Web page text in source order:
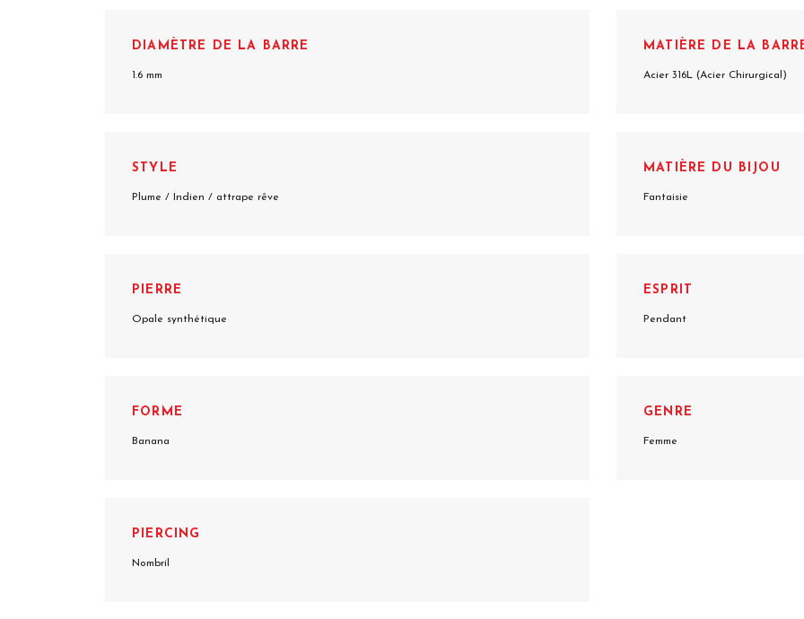
DIAMÈTRE DE LA BARRE
1.6 mm
MATIÈRE DE LA
Acier 316L (Acier Chirurgical)
STYLE
Plume / Indien / attrape rêve
MATIÈRE DU BIJOU
Fantaisie
PIERRE
Opale synthétique
ESPRIT
Pendant
FORME
Banana
GENRE
Femme
PIERCING
Nombril